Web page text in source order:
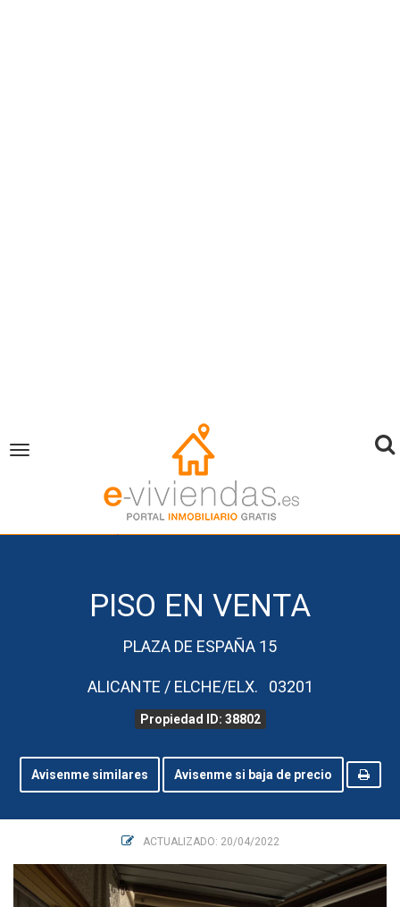
Toggle
Piso en Venta Alicante Elche/Elx
PISO EN VENTA
PLAZA DE ESPAÑA 15
ALICANTE / ELCHE/ELX. 03201
Propiedad ID: 38802
Avisenme similares Avisenme si baja de precio
ACTUALIZADO: 20/04/2022